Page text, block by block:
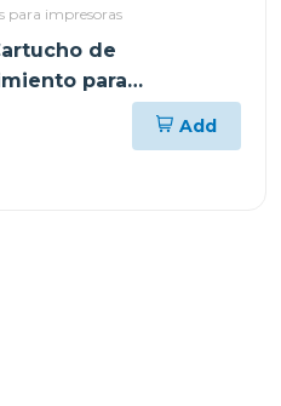
para impresoras
de
para
maxify
Add